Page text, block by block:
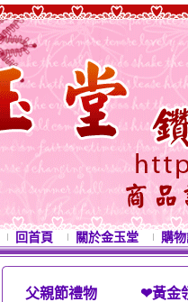
回首頁 關於金玉堂 購
父親節禮物 ❤黃金